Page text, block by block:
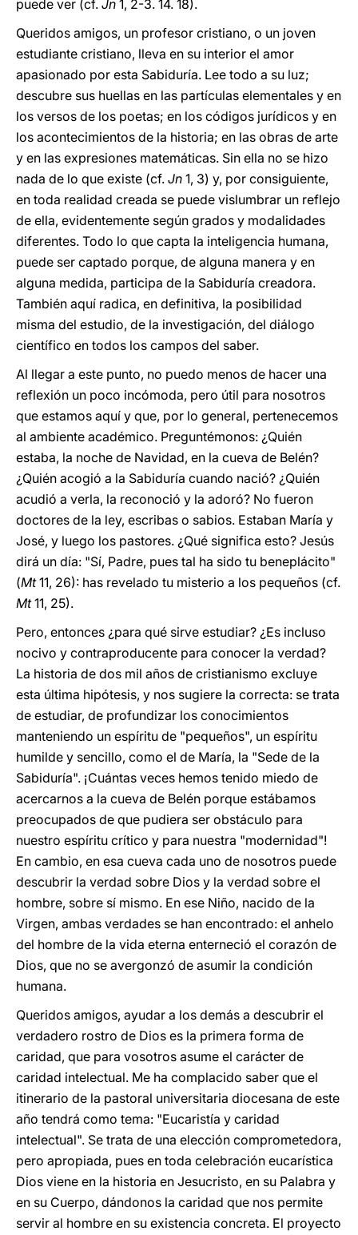
puede ver (cf. Jn 1, 2-3. 14. 18).
Queridos amigos, un profesor cristiano, o un joven
estudiante cristiano, lleva en su interior el amor
apasionado por esta Sabiduría. Lee todo a su luz;
descubre sus huellas en las partículas elementales y en
los versos de los poetas; en los códigos jurídicos y en
los acontecimientos de la historia; en las obras de arte
y en las expresiones matemáticas. Sin ella no se hizo
nada de lo que existe (cf. Jn 1, 3) y, por consiguiente,
en toda realidad creada se puede vislumbrar un reflejo
de ella, evidentemente según grados y modalidades
diferentes. Todo lo que capta la inteligencia humana,
puede ser captado porque, de alguna manera y en
alguna medida, participa de la Sabiduría creadora.
También aquí radica, en definitiva, la posibilidad
misma del estudio, de la investigación, del diálogo
científico en todos los campos del saber.
Al llegar a este punto, no puedo menos de hacer una
reflexión un poco incómoda, pero útil para nosotros
que estamos aquí y que, por lo general, pertenecemos
al ambiente académico. Preguntémonos: ¿Quién
estaba, la noche de Navidad, en la cueva de Belén?
¿Quién acogió a la Sabiduría cuando nació? ¿Quién
acudió a verla, la reconoció y la adoró? No fueron
doctores de la ley, escribas o sabios. Estaban María y
José, y luego los pastores. ¿Qué significa esto? Jesús
dirá un día: "Sí, Padre, pues tal ha sido tu beneplácito"
(Mt11, 26): has revelado tu misterio a los pequeños (cf.
Mt11, 25).
Pero, entonces ¿para qué sirve estudiar? ¿Es incluso
nocivo y contraproducente para conocer la verdad?
La historia de dos mil años de cristianismo excluye
esta última hipótesis, y nos sugiere la correcta: se trata
de estudiar, de profundizar los conocimientos
manteniendo un espíritu de "pequeños", un espíritu
humilde y sencillo, como el de María, la "Sede de la
Sabiduría". ¡Cuántas veces hemos tenido miedo de
acercarnos a la cueva de Belén porque estábamos
preocupados de que pudiera ser obstáculo para
nuestro espíritu crítico y para nuestra "modernidad"!
En cambio, en esa cueva cada uno de nosotros puede
descubrir la verdad sobre Dios y la verdad sobre el
hombre, sobre sí mismo. En ese Niño, nacido de la
Virgen, ambas verdades se han encontrado: el anhelo
del hombre de la vida eterna enterneció el corazón de
Dios, que no se avergonzó de asumir la condición
humana.
Queridos amigos, ayudar a los demás a descubrir el
verdadero rostro de Dios es la primera forma de
caridad, que para vosotros asume el carácter de
caridad intelectual. Me ha complacido saber que el
itinerario de la pastoral universitaria diocesana de este
año tendrá como tema: "Eucaristía y caridad
intelectual". Se trata de una elección comprometedora,
pero apropiada, pues en toda celebración eucarística
Dios viene en la historia en Jesucristo, en su Palabra y
en su Cuerpo, dándonos la caridad que nos permite
servir al hombre en su existencia concreta. El proyecto